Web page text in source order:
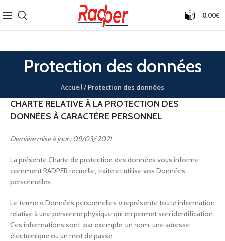
0 0.00€
Protection des données
Accueil/ Protection des données
CHARTE RELATIVE À LA PROTECTION DES
DONNÉES À CARACTÈRE PERSONNEL
Dernière mise à jour : 09/03/ 2021
La présente Charte de protection des données vous informe
comment RADPER recueille, traite et utilise vos Données
personnelles.
Le terme « Données personnelles » représente toute information
relative à une personne physique qui en permet son identification.
Ces informations sont, par exemple, un nom, une adresse
électronique ou un mot de passe.